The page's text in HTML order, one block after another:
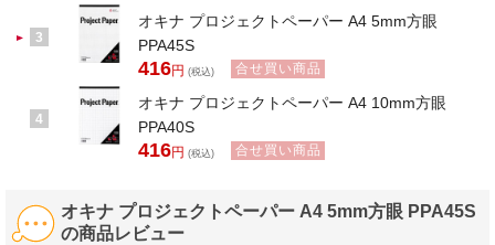
3
オキナ プロジェクトペーパー A4 5mm方眼
PPA45S
416円 (税込) 合せ買い商品
4
オキナ プロジェクトペーパー A4 10mm方眼
PPA40S
416円 (税込) 合せ買い商品
オキナ プロジェクトペーパー A4 5mm方眼 PPA45S
の商品レビュー